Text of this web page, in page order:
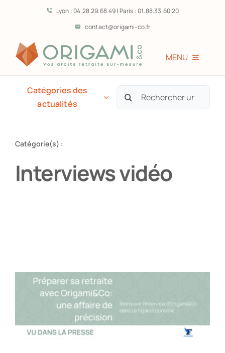
contenu
Lyon : 04.28.29.68.49 | Paris : 01.88.33.60.20
contact@origami-co.fr
MENU
Prestations
Recrutement
Actualités
Catégories des
actualités
Rechercher:
Catégorie(s) :
Interviews vidéo